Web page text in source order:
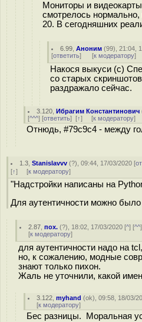
Мониторы и
смотрелось
20. В сегодняшних
6.99 ,Аноним (99), 21:04,
[ответить] [к модератору]
Накося выкуси (с)
со старых
раздражало сейчас.
3.120 ,Ибрагим Константинович
[^^^] [ответить] [↑] [к модератору]
Отнюдь, #79c9c4 - между
1.3 ,Stanislavvv (?), 09:44, 17/03/2020 [
[↑] [к модератору]
"Надстройки написаны на
Для аутентичности можно
2.87 ,пох. (?), 18:02, 17/03/2020 [^] [^^
[к модератору]
для аутентичности надо на
но, к сожалению, модные
знают только пихон.
Жаль не уточнили, какой
3.122 ,myhand (ok), 09:58, 18/03/
[к модератору]
Бес разницы. Моральная